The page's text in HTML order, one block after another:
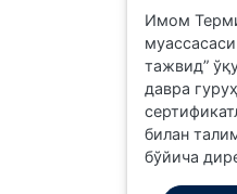
Имом
тажвид”
давра
билан
бўйича